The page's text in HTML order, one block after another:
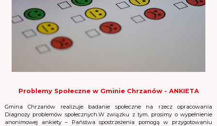
Problemy Społeczne w Gminie Chrzanów - ANKIETA
Gmina Chrzanów realizuje badanie społeczne na rzecz opracowania
Diagnozy problemów społecznych.W związku z tym, prosimy o wypełnienie
anonimowej ankiety – Państwa spostrzeżenia pomogą w przygotowaniu